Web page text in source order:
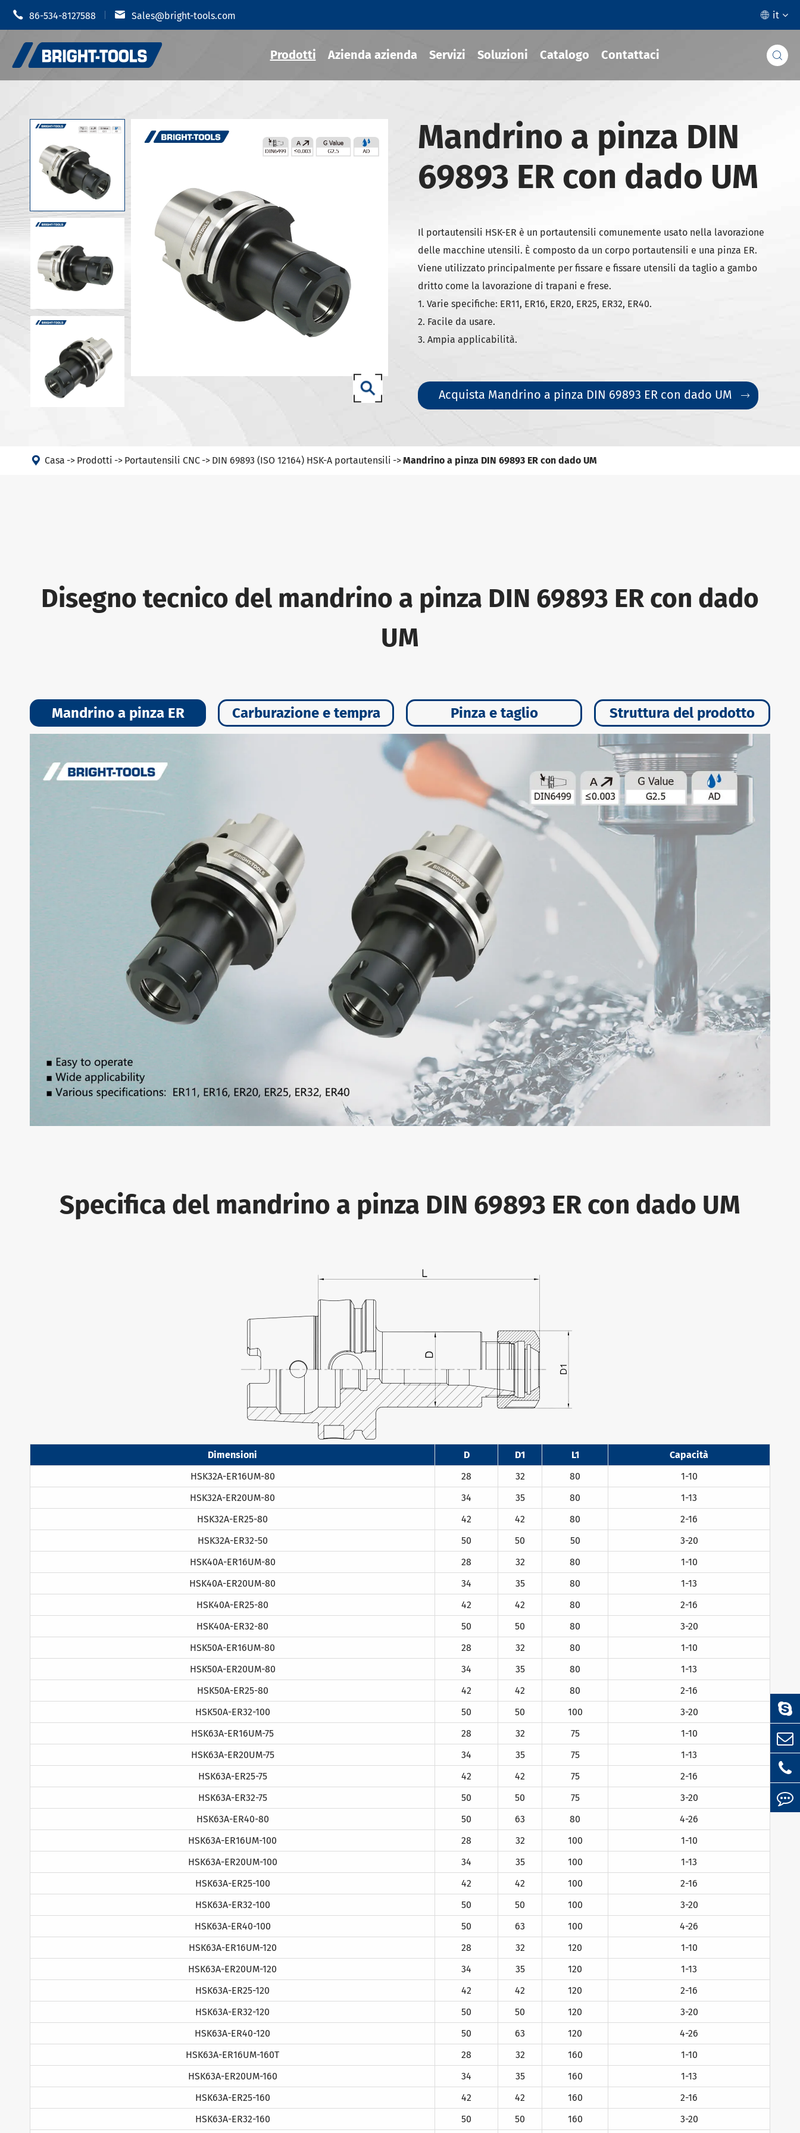
 86-534-8127588  Sales@bright-tools.com  it
Prodotti
Portautensili CNC
Strumenti statici e azionati
Strumenti di alesatura
Anti vibrazione
Accessori portautensili
Macchina
Portautensili termoretraibile
Mandrino idraulico
Portautensili JIS B 6339-BT
Portautensili JIS B 6339-BBT
Portautensili JIS B 6339-NBT
Portautensili DIN 69871-SK
Portautensili DIN 69871-ISO
Portautensili ANSI B5.50 SCAT/CAT
DIN 69893 (ISO 12164) HSK-A portautensili
DIN 69893 (ISO 12164) HSK-F portautensili
DIN69893 (ISO12164-1)-HSK-T portautensili
Azienda azienda Servizi Soluzioni Catalogo Contattaci 
Mandrino a pinza DIN
69893 ER con dado UM
Il portautensili HSK-ER è un portautensili comunemente usato nella lavorazione
delle macchine utensili. È composto da un corpo portautensili e una pinza ER.
Viene utilizzato principalmente per fissare e fissare utensili da taglio a gambo
dritto come la lavorazione di trapani e frese.
1. Varie specifiche: ER11, ER16, ER20, ER25, ER32, ER40.
2. Facile da usare.
3. Ampia applicabilità.
Acquista Mandrino a pinza DIN 69893 ER con dado UM 
 Casa Prodotti Portautensili CNC DIN 69893 (ISO 12164) HSK-A portautensili Mandrino a pinza DIN 69893 ER con dado UM
Disegno tecnico del mandrino a pinza DIN 69893 ER con dado
UM
Mandrino a pinza ER Carburazione e tempra Pinza e taglio Struttura del prodotto
Specifica del mandrino a pinza DIN 69893 ER con dado UM
Dimensioni D D1 L1
Capacità
HSK32A-ER16UM-80
28 32 80
1-10
HSK32A-ER20UM-80
34 35 80
1-13
HSK32A-ER25-80
42 42 80
2-16
HSK32A-ER32-50
50 50 50
3-20
HSK40A-ER16UM-80
28 32 80
1-10
HSK40A-ER20UM-80
34 35 80
1-13
HSK40A-ER25-80
42 42 80
2-16
HSK40A-ER32-80
50 50 80
3-20
HSK50A-ER16UM-80
28 32 80
1-10
HSK50A-ER20UM-80
34 35 80
1-13
HSK50A-ER25-80
42 42 80
2-16
HSK50A-ER32-100
50 50 100
3-20
HSK63A-ER16UM-75
28 32 75
1-10
HSK63A-ER20UM-75
34 35 75
1-13
HSK63A-ER25-75
42 42 75
2-16
HSK63A-ER32-75
50 50 75
3-20
HSK63A-ER40-80
50 63 80
4-26
HSK63A-ER16UM-100
28 32 100
1-10
HSK63A-ER20UM-100
34 35 100
1-13
HSK63A-ER25-100
42 42 100
2-16
HSK63A-ER32-100
50 50 100
3-20
HSK63A-ER40-100
50 63 100
4-26
HSK63A-ER16UM-120
28 32 120
1-10
HSK63A-ER20UM-120
34 35 120
1-13
HSK63A-ER25-120
42 42 120
2-16
HSK63A-ER32-120
50 50 120
3-20
HSK63A-ER40-120
50 63 120
4-26
HSK63A-ER16UM-160T
28 32 160
1-10
HSK63A-ER20UM-160
34 35 160
1-13
HSK63A-ER25-160
42 42 160
2-16
HSK63A-ER32-160
50 50 160 3-20